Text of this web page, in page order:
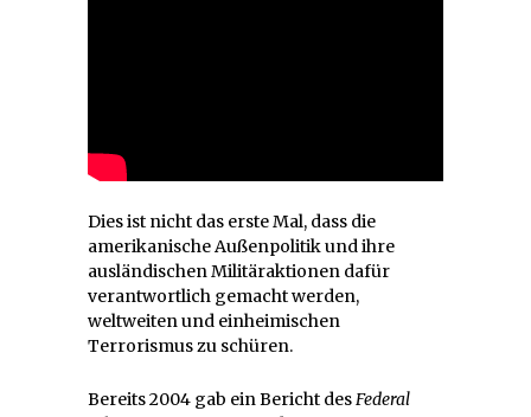
Dies ist nicht das erste Mal, dass die
amerikanische Außenpolitik und ihre
ausländischen Militäraktionen dafür
verantwortlich gemacht werden,
weltweiten und einheimischen
Terrorismus zu schüren.
Bereits 2004 gab ein Bericht desFederal